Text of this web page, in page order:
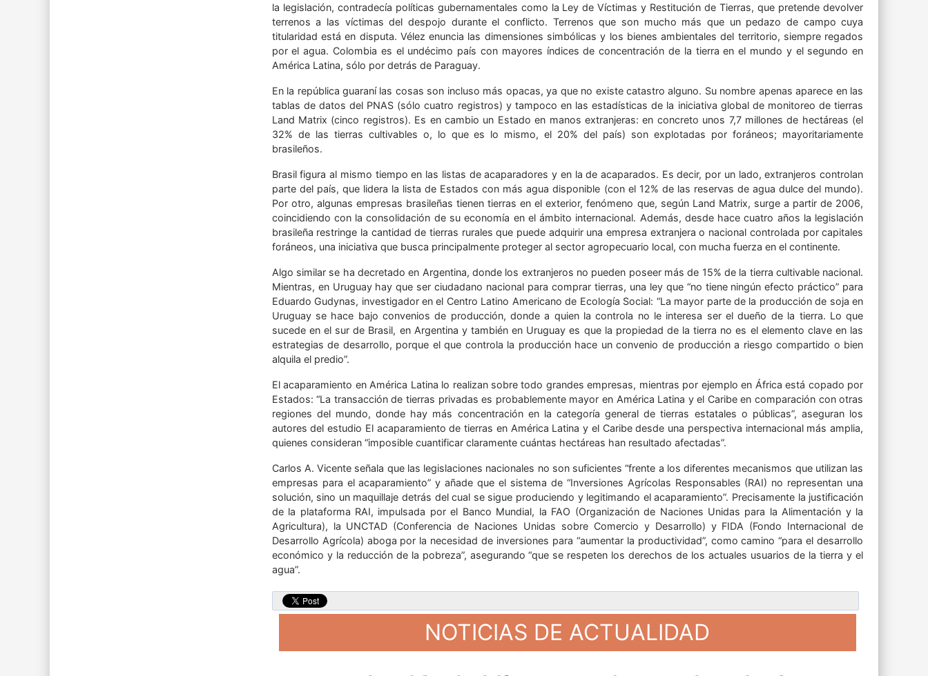
la legislación, contradecía políticas gubernamentales como la Ley de Víctimas y Restitución de Tierras, que pretende devolver
terrenos a las víctimas del despojo durante el conflicto. Terrenos que son mucho más que un pedazo de campo cuya
titularidad está en disputa. Vélez enuncia las dimensiones simbólicas y los bienes ambientales del territorio, siempre regados
por el agua. Colombia es el undécimo país con mayores índices de concentración de la tierra en el mundo y el segundo en
América Latina, sólo por detrás de Paraguay.
En la república guaraní las cosas son incluso más opacas, ya que no existe catastro alguno. Su nombre apenas aparece en las
tablas de datos del PNAS (sólo cuatro registros) y tampoco en las estadísticas de la iniciativa global de monitoreo de tierras
Land Matrix (cinco registros). Es en cambio un Estado en manos extranjeras: en concreto unos 7,7 millones de hectáreas (el
32% de las tierras cultivables o, lo que es lo mismo, el 20% del país) son explotadas por foráneos; mayoritariamente
brasileños.
Brasil figura al mismo tiempo en las listas de acaparadores y en la de acaparados. Es decir, por un lado, extranjeros controlan
parte del país, que lidera la lista de Estados con más agua disponible (con el 12% de las reservas de agua dulce del mundo).
Por otro, algunas empresas brasileñas tienen tierras en el exterior, fenómeno que, según Land Matrix, surge a partir de 2006,
coincidiendo con la consolidación de su economía en el ámbito internacional. Además, desde hace cuatro años la legislación
brasileña restringe la cantidad de tierras rurales que puede adquirir una empresa extranjera o nacional controlada por capitales
foráneos, una iniciativa que busca principalmente proteger al sector agropecuario local, con mucha fuerza en el continente.
Algo similar se ha decretado en Argentina, donde los extranjeros no pueden poseer más de 15% de la tierra cultivable nacional.
Mientras, en Uruguay hay que ser ciudadano nacional para comprar tierras, una ley que “no tiene ningún efecto práctico” para
Eduardo Gudynas, investigador en el Centro Latino Americano de Ecología Social: “La mayor parte de la producción de soja en
Uruguay se hace bajo convenios de producción, donde a quien la controla no le interesa ser el dueño de la tierra. Lo que
sucede en el sur de Brasil, en Argentina y también en Uruguay es que la propiedad de la tierra no es el elemento clave en las
estrategias de desarrollo, porque el que controla la producción hace un convenio de producción a riesgo compartido o bien
alquila el predio”.
El acaparamiento en América Latina lo realizan sobre todo grandes empresas, mientras por ejemplo en África está copado por
Estados: “La transacción de tierras privadas es probablemente mayor en América Latina y el Caribe en comparación con otras
regiones del mundo, donde hay más concentración en la categoría general de tierras estatales o públicas”, aseguran los
autores del estudio El acaparamiento de tierras en América Latina y el Caribe desde una perspectiva internacional más amplia,
quienes consideran “imposible cuantificar claramente cuántas hectáreas han resultado afectadas”.
Carlos A. Vicente señala que las legislaciones nacionales no son suficientes “frente a los diferentes mecanismos que utilizan las
empresas para el acaparamiento” y añade que el sistema de “Inversiones Agrícolas Responsables (RAI) no representan una
solución, sino un maquillaje detrás del cual se sigue produciendo y legitimando el acaparamiento”. Precisamente la justificación
de la plataforma RAI, impulsada por el Banco Mundial, la FAO (Organización de Naciones Unidas para la Alimentación y la
Agricultura), la UNCTAD (Conferencia de Naciones Unidas sobre Comercio y Desarrollo) y FIDA (Fondo Internacional de
Desarrollo Agrícola) aboga por la necesidad de inversiones para “aumentar la productividad”, como camino “para el desarrollo
económico y la reducción de la pobreza”, asegurando “que se respeten los derechos de los actuales usuarios de la tierra y el
agua”.
NOTICIAS DE ACTUALIDAD